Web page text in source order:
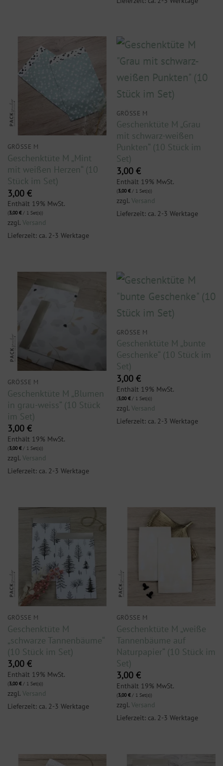
GRÖSSE M
Geschenktüte M „Mint
mit weißen Herzen“ (10
Stück im Set)
3,00 €
Enthält 19% MwSt.
(3,00€/ 1 Set(s))
zzgl. Versand
Lieferzeit: ca. 2-3 Werktage
GRÖSSE M
Geschenktüte M „Grau
mit schwarz-weißen
Punkten“ (10 Stück im
Set)
3,00 €
Enthält 19% MwSt.
(3,00€/ 1 Set(s))
zzgl. Versand
Lieferzeit: ca. 2-3 Werktage
GRÖSSE M
Geschenktüte M „Blumen
in grau-weiss“ (10 Stück
im Set)
3,00 €
Enthält 19% MwSt.
(3,00€/ 1 Set(s))
zzgl. Versand
Lieferzeit: ca. 2-3 Werktage
GRÖSSE M
Geschenktüte M „bunte
Geschenke“ (10 Stück im
Set)
3,00 €
Enthält 19% MwSt.
(3,00€/ 1 Set(s))
zzgl. Versand
Lieferzeit: ca. 2-3 Werktage
GRÖSSE M
Geschenktüte M
„schwarze Tannenbäume“
(10 Stück im Set)
3,00 €
Enthält 19% MwSt.
(3,00€/ 1 Set(s))
zzgl. Versand
Lieferzeit: ca. 2-3 Werktage
GRÖSSE M
Geschenktüte M „weiße
Tannenbäume auf
Naturpapier“ (10 Stück im
Set)
3,00 €
Enthält 19% MwSt.
(3,00€/ 1 Set(s))
zzgl. Versand
Lieferzeit: ca. 2-3 Werktage